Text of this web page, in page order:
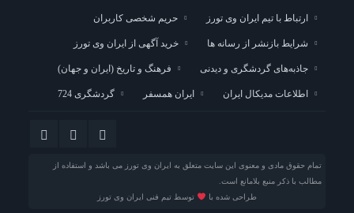
ارتباط با تیم ایران وی تورز حریم شخصی کاربران
شرایط بازنشر از رسانه ها خرید آگهی از ایران وی تورز
جاذبه‌های گردشگری و دیدنی فرهنگ و تاریخ (ایران و جهان)
اطلاعات مدیکال ایران ایران همسفر گردشگری 724
تمام حقوق مادی و معنوی این سایت متعلق به ایران وی تورز می باشد و استفاده از
مطالب با ذکر منبع بلامانع است.
طراحی شده با
توسط تیم فنی ایران وی تورز